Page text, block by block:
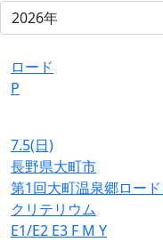
ロード
P
7.5(日)
長野県大町市
第1回大町温泉郷ロー
クリテリウム
E1/E2 E3 F M Y